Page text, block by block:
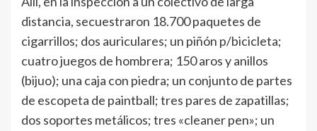
distancia, secuestraron 18.700 paquetes de
cigarrillos; dos auriculares; un piñón p/bicicleta;
cuatro juegos de hombrera; 150 aros y anillos
(bijuo); una caja con piedra; un conjunto de partes
de escopeta de paintball; tres pares de zapatillas;
dos soportes metálicos; tres «cleaner pen»; un